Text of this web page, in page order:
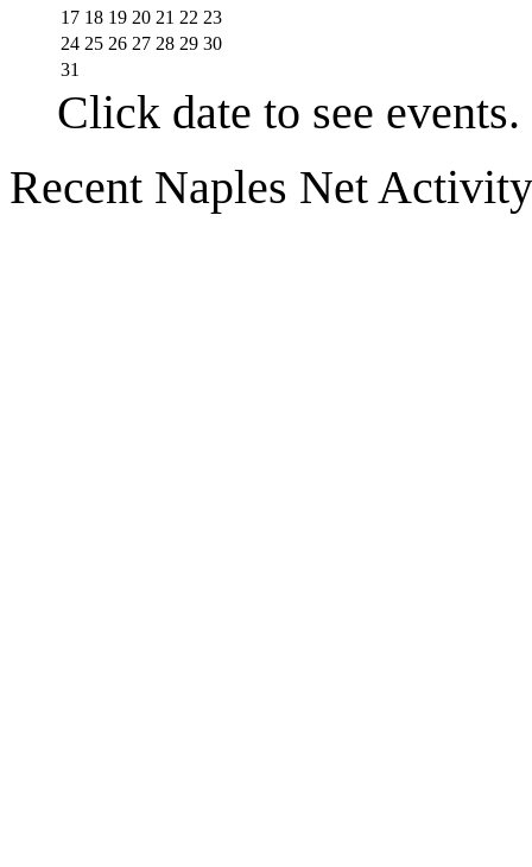
17 18 19 20 21 22 23
24 25 26 27 28 29 30
31
Click date to see events.
Recent Naples Net Activity